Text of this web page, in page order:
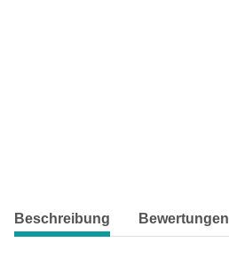
weitere Registerkarten anzeigen
Beschreibung Bewertungen